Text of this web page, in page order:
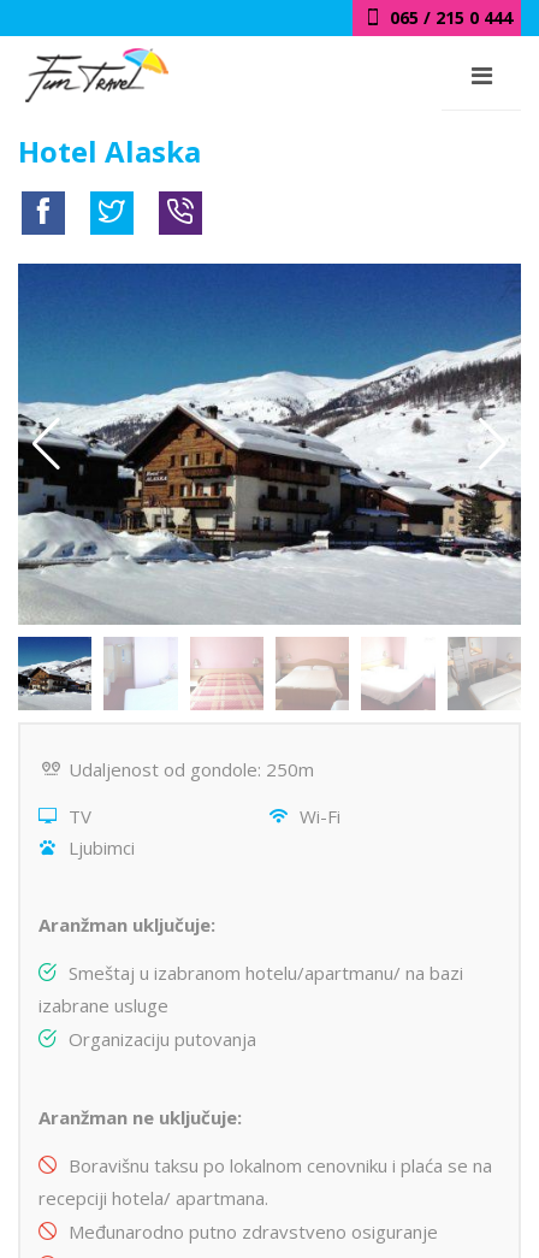
065 / 215 0 444
Hotel Alaska
Udaljenost od gondole: 250m
TV
Wi-Fi
Ljubimci
Aranžman uključuje:
Smeštaj u izabranom hotelu/apartmanu/ na bazi
izabrane usluge
Organizaciju putovanja
Aranžman ne uključuje:
Boravišnu taksu po lokalnom cenovniku i plaća se na
recepciji hotela/ apartmana.
Međunarodno putno zdravstveno osiguranje